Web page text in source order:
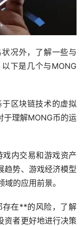
况外，了解一些与
下是几个与MONG
区块链技术的虚拟
于理解MONG币的运
内交易和游戏资产
趋势、游戏经济模型
的应用前景。
在**的风险，了解
资者更好地进行决策